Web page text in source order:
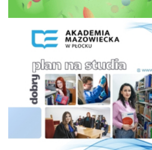
Uniwersytet
Karola
Marcinkowskiego w
Poznaniu
Uniwersytet Opolski 29
Polsko-Japońska
Akademia Technik
Komputerowych
29
Uniwersytet Śląski
w Katowicach
27